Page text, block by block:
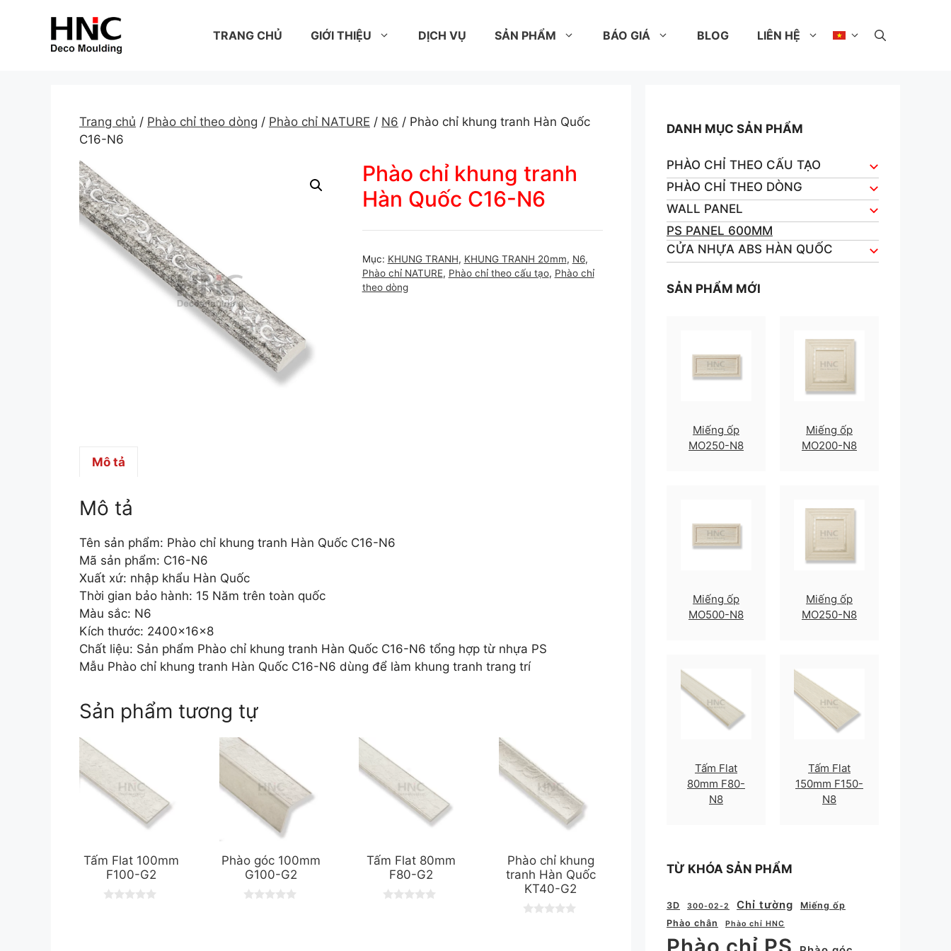
TRANG CHỦ GIỚI THIỆU DỊCH VỤ SẢN PHẨM BÁO GIÁ BLOG LIÊN HỆ
Trang chủ / Phào chỉ theo dòng / Phào chỉ NATURE / N6 / Phào chỉ khung tranh Hàn Quốc
C16-N6
Phào chỉ khung tranh
Hàn Quốc C16-N6
Mục: KHUNG TRANH, KHUNG TRANH 20mm, N6,
Phào chỉ NATURE, Phào chỉ theo cấu tạo, Phào chỉ
theo dòng
Mô tả
Mô tả
Tên sản phẩm: Phào chỉ khung tranh Hàn Quốc C16-N6
Mã sản phẩm: C16-N6
Xuất xứ: nhập khẩu Hàn Quốc
Thời gian bảo hành: 15 Năm trên toàn quốc
Màu sắc: N6
Kích thước: 2400x16x8
Chất liệu: Sản phẩm Phào chỉ khung tranh Hàn Quốc C16-N6 tổng hợp từ nhựa PS
Mẫu Phào chỉ khung tranh Hàn Quốc C16-N6 dùng để làm khung tranh trang trí
Sản phẩm tương tự
Tấm Flat 100mm
F100-G2
Phào góc 100mm
G100-G2
Tấm Flat 80mm
F80-G2
Phào chỉ khung
tranh Hàn Quốc
KT40-G2
DANH MỤC SẢN PHẨM
PHÀO CHỈ THEO CẤU TẠO
PHÀO CHỈ THEO DÒNG
WALL PANEL
PS PANEL 600MM
CỬA NHỰA ABS HÀN QUỐC
SẢN PHẨM MỚI
Miếng ốp
MO250-N8
Miếng ốp
MO200-N8
Miếng ốp
MO500-N8
Miếng ốp
MO250-N8
Tấm Flat
80mm F80-
N8
Tấm Flat
150mm F150-
N8
TỪ KHÓA SẢN PHẨM
3D 300-02-2 Chỉ tường
Miếng ốp
Phào chân
Phào chỉ HNC